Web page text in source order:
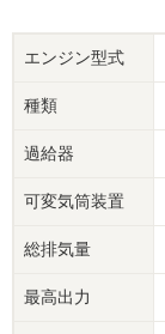
エンジン型式
種類
過給器
可変気筒装置
総排気量
最高出力